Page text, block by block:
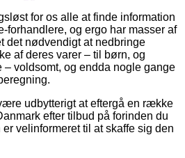
for os alle at finde information
forhandlere, og ergo har masser af
det nødvendigt at nedbringe
af deres varer – til børn, og
– voldsomt, og endda nogle gange
udbytterigt at eftergå en række
efter tilbud på forinden du
velinformeret til at skaffe sig den